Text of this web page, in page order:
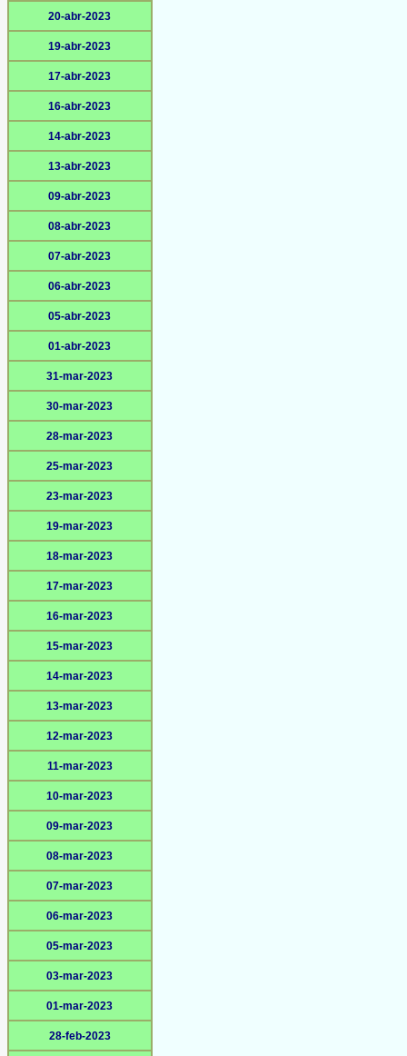
20-abr-2023
19-abr-2023
17-abr-2023
16-abr-2023
14-abr-2023
13-abr-2023
09-abr-2023
08-abr-2023
07-abr-2023
06-abr-2023
05-abr-2023
01-abr-2023
31-mar-2023
30-mar-2023
28-mar-2023
25-mar-2023
23-mar-2023
19-mar-2023
18-mar-2023
17-mar-2023
16-mar-2023
15-mar-2023
14-mar-2023
13-mar-2023
12-mar-2023
11-mar-2023
10-mar-2023
09-mar-2023
08-mar-2023
07-mar-2023
06-mar-2023
05-mar-2023
03-mar-2023
01-mar-2023
28-feb-2023